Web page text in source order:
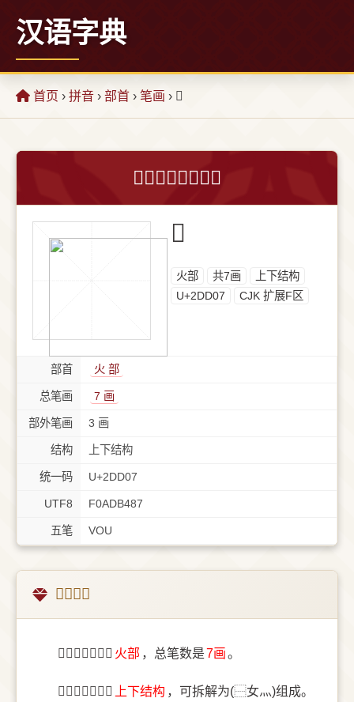
汉语字典
首页 › 拼音 › 部首 › 笔画 › 𭴇
𭴇字的意思和解释
𭴇
⽕部 共7画
上下结构
U+2DD07
CJK 扩展F区
部首 ⽕ 部
总笔画 7 画
部外笔画 3 画
结构 上下结构
统一码 U+2DD07
UTF8 F0ADB487
五笔 VOU
𭴇字概述
〔𭴇〕字部首是 ⽕部 ，总笔数是7画。
〔𭴇〕字结构是 上下结构 ，可拆解为(⿱女灬)组成。